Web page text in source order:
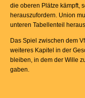
die oberen Plätze kämpft,
herauszufordern. Union
unteren Tabellenteil
Das Spiel zwischen dem
weiteres Kapitel in der
bleiben, in dem der Wille
gaben.